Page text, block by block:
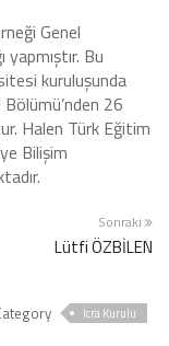
Genel
yapmıştır. Bu
kuruluşunda
26
Halen Türk Eğitim
Bilişim
Sonraki
Lütfi ÖZBİLEN
İcra Kurulu